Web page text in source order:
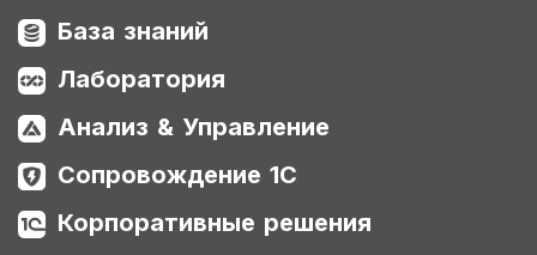
База знаний
Лаборатория
Анализ & Управление
Сопровождение 1С
Корпоративные решения